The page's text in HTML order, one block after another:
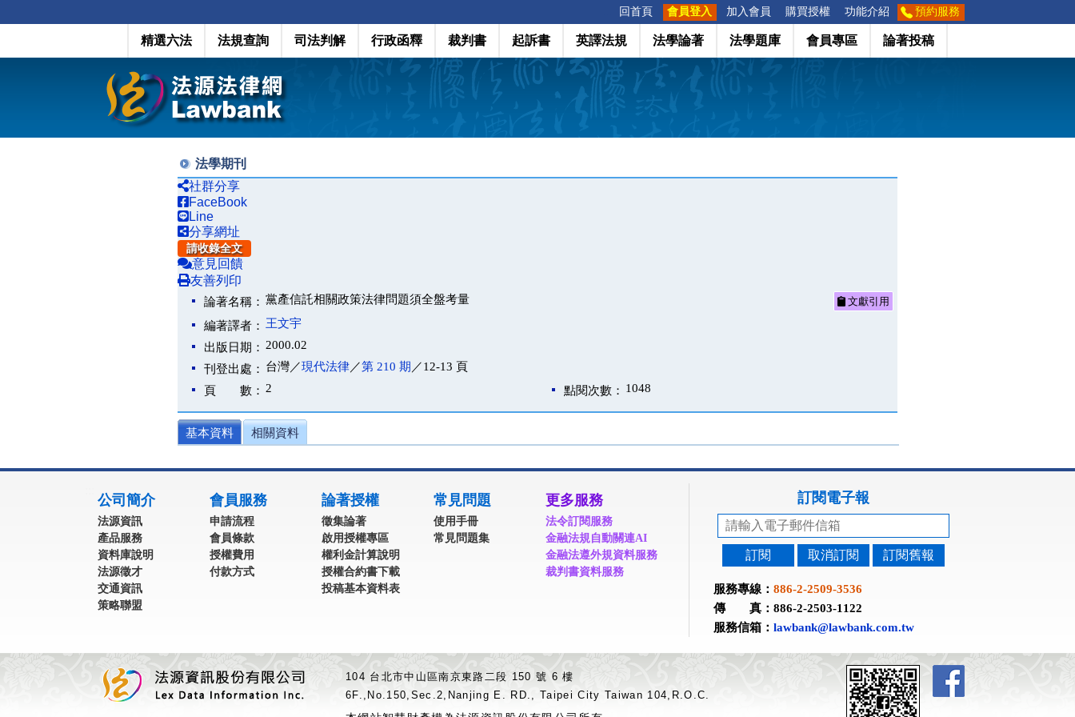
回首頁 會員登入 加入會員 購買授權 功能介紹 預約服務
精選六法 法規查詢 司法判解 行政函釋 裁判書 起訴書 英譯法規 法學論著 法學題庫 會員專區 論著投稿
法學期刊
社群分享
FaceBook
Line
分享網址
請收錄全文
意見回饋
友善列印
論著名稱： 黨產信託相關政策法律問題須全盤考量 文獻引用
編著譯者： 王文宇
出版日期： 2000.02
刊登出處： 台灣／現代法律／第 210 期 ／12-13 頁
頁 數： 2 點閱次數： 1048
基本資料 相關資料
公司簡介
法源資訊
產品服務
資料庫說明
法源徵才
交通資訊
策略聯盟
會員服務
申請流程
會員條款
授權費用
付款方式
論著授權
徵集論著
啟用授權專區
權利金計算說明
授權合約書下載
投稿基本資料表
常見問題
使用手冊
常見問題集
更多服務
法令訂閱服務
金融法規自動關連AI
金融法遵外規資料服務
裁判書資料服務
訂閱電子報
訂閱 取消訂閱 訂閱舊報
服務專線： 886-2-2509-3536
傳 真：886-2-2503-1122
服務信箱： lawbank@lawbank.com.tw
104 台北市中山區南京東路二段 150 號 6 樓
6F.,No.150,Sec.2,Nanjing E. RD., Taipei City Taiwan 104,R.O.C.